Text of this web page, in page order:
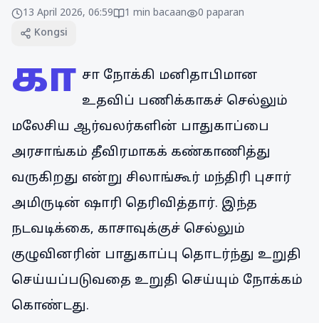
13 April 2026, 06:59 1 min bacaan 0 paparan
Kongsi
கா சா நோக்கி மனிதாபிமான
உதவிப் பணிக்காகச் செல்லும்
மலேசிய ஆர்வலர்களின் பாதுகாப்பை
அரசாங்கம் தீவிரமாகக் கண்காணித்து
வருகிறது என்று சிலாங்கூர் மந்திரி புசார்
அமிருடின் ஷாரி தெரிவித்தார். இந்த
நடவடிக்கை, காசாவுக்குச் செல்லும்
குழுவினரின் பாதுகாப்பு தொடர்ந்து உறுதி
செய்யப்படுவதை உறுதி செய்யும் நோக்கம்
கொண்டது.